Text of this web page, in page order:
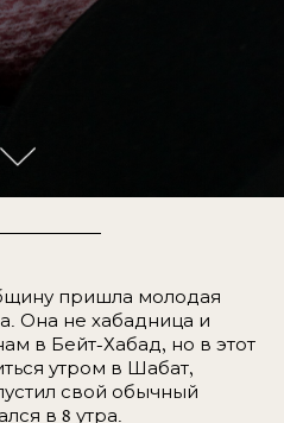
пришла молодая
Она не хабадница и
в Бейт-Хабад, но в этот
утром в Шабат,
свой обычный
в 8 утра.